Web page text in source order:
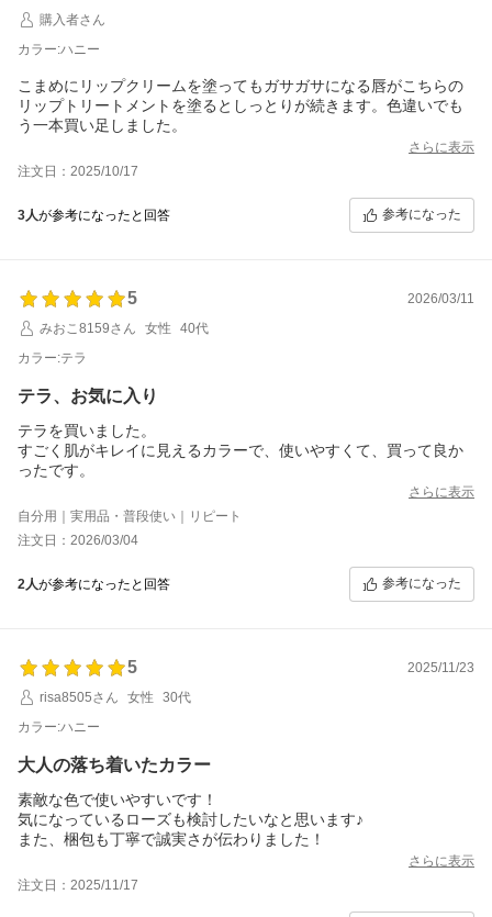
購入者さん
カラー:ハニー
こまめにリップクリームを塗ってもガサガサになる唇がこちらの
リップトリートメントを塗るとしっとりが続きます。色違いでも
う一本買い足しました。
さらに表示
注文日：2025/10/17
3人が参考になったと回答 参考になった
5
2026/03/11
みおこ8159さん
女性
40代
カラー:テラ
テラ、お気に入り
テラを買いました。
すごく肌がキレイに見えるカラーで、使いやすくて、買って良か
ったです。
さらに表示
自分用｜実用品・普段使い｜リピート
注文日：2026/03/04
2人が参考になったと回答 参考になった
5
2025/11/23
risa8505さん
女性
30代
カラー:ハニー
大人の落ち着いたカラー
素敵な色で使いやすいです！
気になっているローズも検討したいなと思います♪
また、梱包も丁寧で誠実さが伝わりました！
さらに表示
注文日：2025/11/17